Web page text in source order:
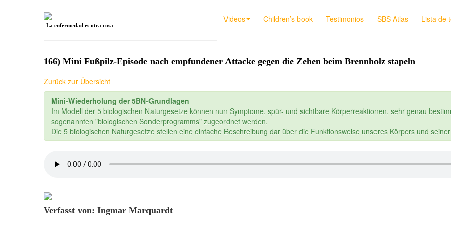
Videos Children’s book Testimonios SBS Atlas Lista de
La enfermedad es otra cosa
166) Mini Fußpilz-Episode nach empfundener Attacke gegen die Zehen beim Brennholz stapeln
Zurück zur Übersicht
Mini-Wiederholung der 5BN-Grundlagen
Im Modell der 5 biologischen Naturgesetze können nun Symptome, spür- und sichtbare Körperreaktionen, sehr genau
sogenannten "biologischen Sonderprogramms" zugeordnet werden.
Die 5 biologischen Naturgesetze stellen eine einfache Beschreibung dar über die Funktionsweise unseres Körpers und
Verfasst von: Ingmar Marquardt